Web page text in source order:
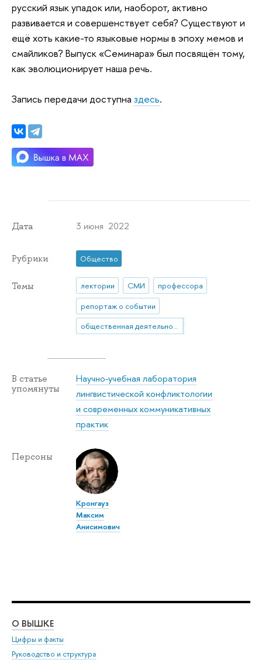
русский язык упадок или, наоборот, активно
развивается и совершенствует себя? Существуют и
ещё хоть какие-то языковые нормы в эпоху мемов и
смайликов? Выпуск «Семинара» был посвящён тому,
как эволюционирует наша речь.
Запись передачи доступна здесь.
Дата 3 июня 2022
Рубрики Общество
Темы лектории СМИ
профессора
репортаж о событии
общественная деятельность
В статье
упомянуты
Научно-учебная лаборатория
лингвистической конфликтологии
и современных коммуникативных
практик
Персоны
Кронгауз
Максим
Анисимович
О ВЫШКЕ
Цифры и факты
Руководство и структура